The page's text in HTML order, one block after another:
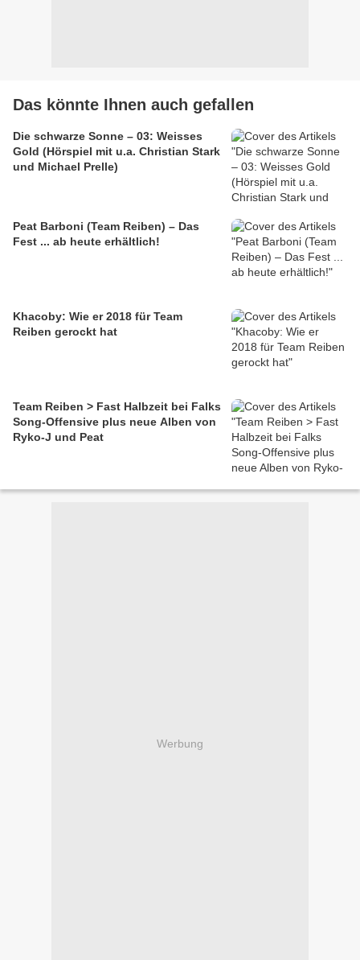
Das könnte Ihnen auch gefallen
Die schwarze Sonne – 03: Weisses
Gold (Hörspiel mit u.a. Christian Stark
und Michael Prelle)
Peat Barboni (Team Reiben) – Das
Fest ... ab heute erhältlich!
Khacoby: Wie er 2018 für Team
Reiben gerockt hat
Team Reiben > Fast Halbzeit bei Falks
Song-Offensive plus neue Alben von
Ryko-J und Peat
Werbung